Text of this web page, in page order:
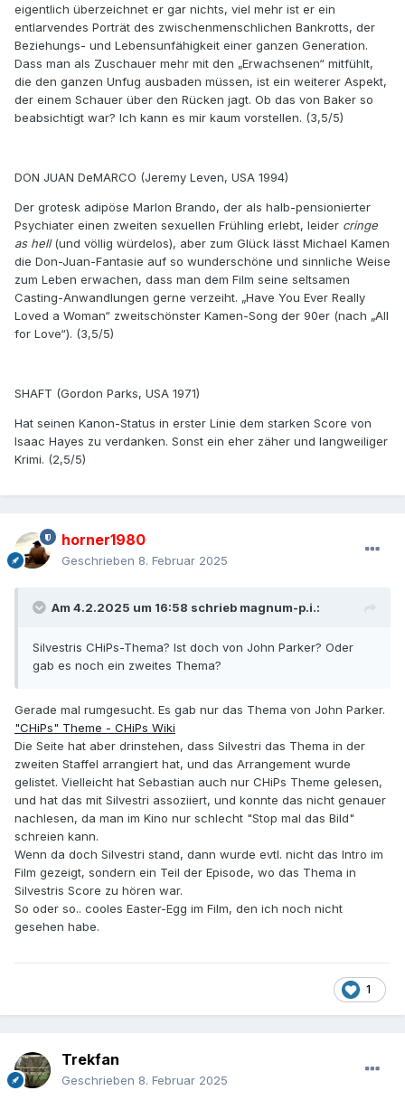
eigentlich überzeichnet er gar nichts, viel mehr ist er ein
entlarvendes Porträt des zwischenmenschlichen Bankrotts, der
Beziehungs- und Lebensunfähigkeit einer ganzen Generation.
Dass man als Zuschauer mehr mit den „Erwachsenen“ mitfühlt,
die den ganzen Unfug ausbaden müssen, ist ein weiterer Aspekt,
der einem Schauer über den Rücken jagt. Ob das von Baker so
beabsichtigt war? Ich kann es mir kaum vorstellen. (3,5/5)
DON JUAN DeMARCO (Jeremy Leven, USA 1994)
Der grotesk adipöse Marlon Brando, der als halb-pensionierter
Psychiater einen zweiten sexuellen Frühling erlebt, leider cringe
as hell(und völlig würdelos), aber zum Glück lässt Michael Kamen
die Don-Juan-Fantasie auf so wunderschöne und sinnliche Weise
zum Leben erwachen, dass man dem Film seine seltsamen
Casting-Anwandlungen gerne verzeiht. „Have You Ever Really
Loved a Woman“ zweitschönster Kamen-Song der 90er (nach „All
for Love“). (3,5/5)
SHAFT (Gordon Parks, USA 1971)
Hat seinen Kanon-Status in erster Linie dem starken Score von
Isaac Hayes zu verdanken. Sonst ein eher zäher und langweiliger
Krimi. (2,5/5)
horner1980
Geschrieben 8. Februar 2025
Am 4.2.2025 um 16:58 schrieb magnum-p.i.:
Silvestris CHiPs-Thema? Ist doch von John Parker? Oder
gab es noch ein zweites Thema?
Gerade mal rumgesucht. Es gab nur das Thema von John Parker.
"CHiPs" Theme - CHiPs Wiki
Die Seite hat aber drinstehen, dass Silvestri das Thema in der
zweiten Staffel arrangiert hat, und das Arrangement wurde
gelistet. Vielleicht hat Sebastian auch nur CHiPs Theme gelesen,
und hat das mit Silvestri assoziiert, und konnte das nicht genauer
nachlesen, da man im Kino nur schlecht "Stop mal das Bild"
schreien kann.
Wenn da doch Silvestri stand, dann wurde evtl. nicht das Intro im
Film gezeigt, sondern ein Teil der Episode, wo das Thema in
Silvestris Score zu hören war.
So oder so.. cooles Easter-Egg im Film, den ich noch nicht
gesehen habe.
1
Trekfan
Geschrieben 8. Februar 2025